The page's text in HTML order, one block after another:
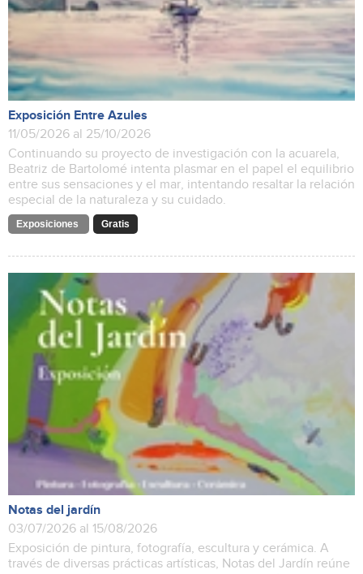
Exposición Entre Azules
11/05/2026 al 25/10/2026
Continuando su proyecto de investigación con la acuarela,
Beatriz de Bartolomé intenta plasmar en el papel el equilibrio
entre sus sensaciones y el mar, intentando resaltar la relación
especial de la naturaleza y su cuidado.
Exposiciones Gratis
Notas del jardín
03/07/2026 al 15/08/2026
Exposición de pintura, fotografía, escultura y cerámica. A
través de diversas prácticas artísticas, Notas del Jardín reúne